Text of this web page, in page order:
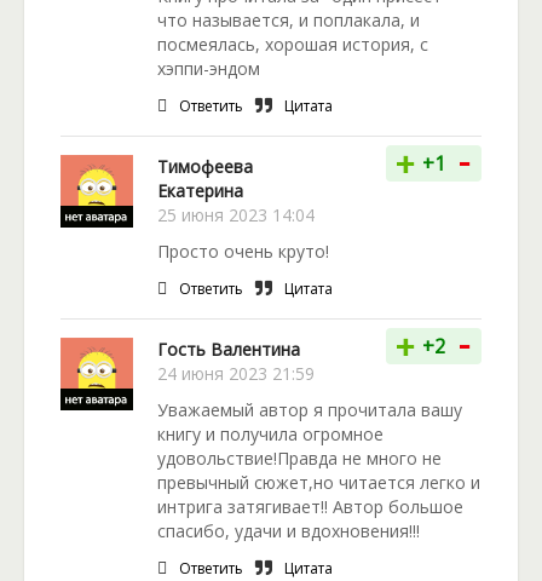
что называется, и поплакала, и
посмеялась, хорошая история, с
хэппи-эндом
Ответить Цитата
Тимофеева
Екатерина
25 июня 2023 14:04
+ +1 -
Просто очень круто!
Ответить Цитата
Гость Валентина
24 июня 2023 21:59
+ +2 -
Уважаемый автор я прочитала вашу
книгу и получила огромное
удовольствие!Правда не много не
превычный сюжет,но читается легко и
интрига затягивает!! Автор большое
спасибо, удачи и вдохновения!!!
Ответить Цитата